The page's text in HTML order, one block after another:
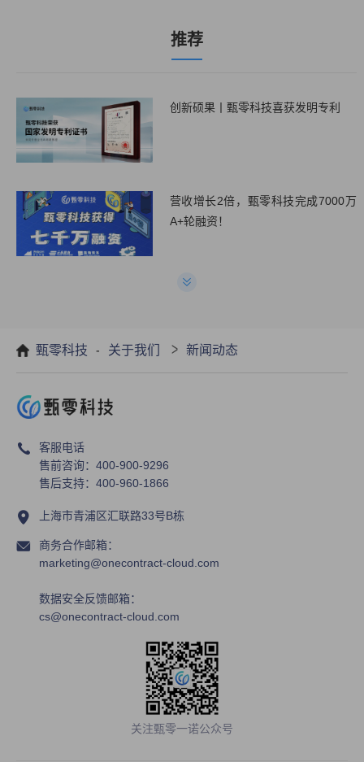
推荐
创新硕果丨甄零科技喜获发明专利
营收增长2倍，甄零科技完成7000万
A+轮融资！
甄零科技 - 关于我们 > 新闻动态
客服电话
售前咨询：400-900-9296
售后支持：400-960-1866
上海市青浦区汇联路33号B栋
商务合作邮箱：
marketing@onecontract-cloud.com
数据安全反馈邮箱：
cs@onecontract-cloud.com
关注甄零一诺公众号